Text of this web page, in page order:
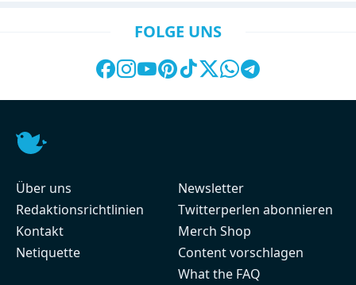
FOLGE UNS
Über uns
Redaktionsrichtlinien
Kontakt
Netiquette
Newsletter
Twitterperlen abonnieren
Merch Shop
Content vorschlagen
What the FAQ